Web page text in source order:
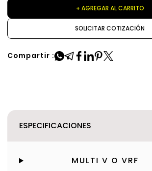
+ AGREGAR AL CARRITO
SOLICITAR COTIZACIÓN
Compartir :
ESPECIFICACIONES
MULTI V O VRF